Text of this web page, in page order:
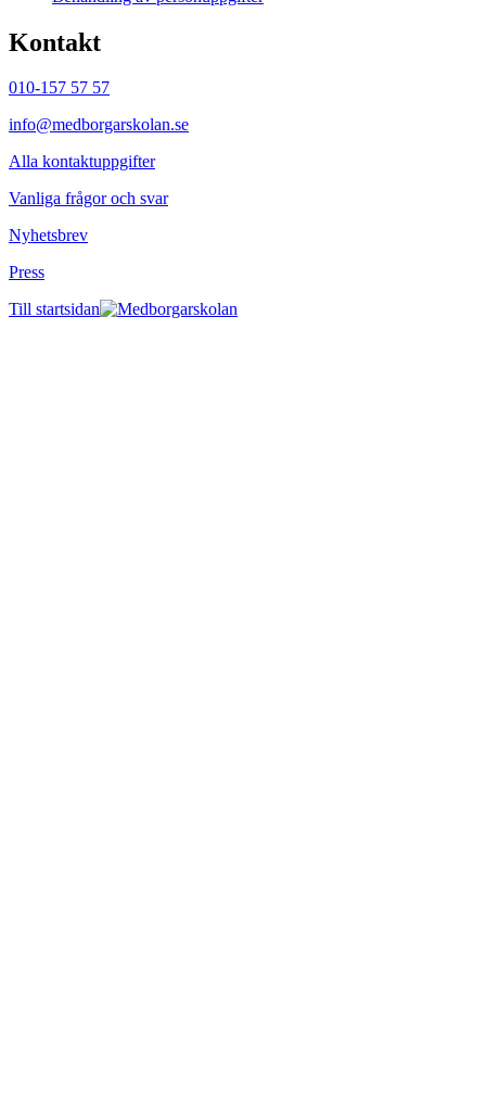
Kontakt
010-157 57 57
info@medborgarskolan.se
Alla kontaktuppgifter
Vanliga frågor och svar
Nyhetsbrev
Press
Till startsidan